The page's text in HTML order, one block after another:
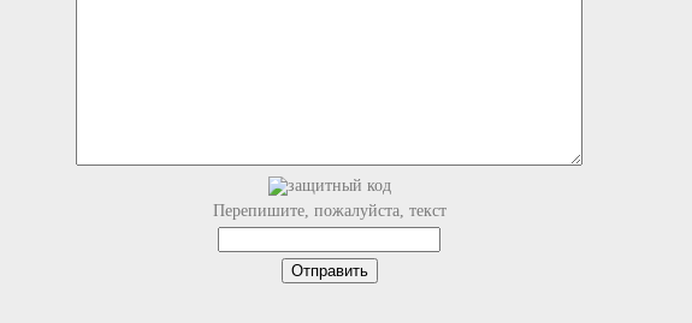
Перепишите, пожалуйста, текст